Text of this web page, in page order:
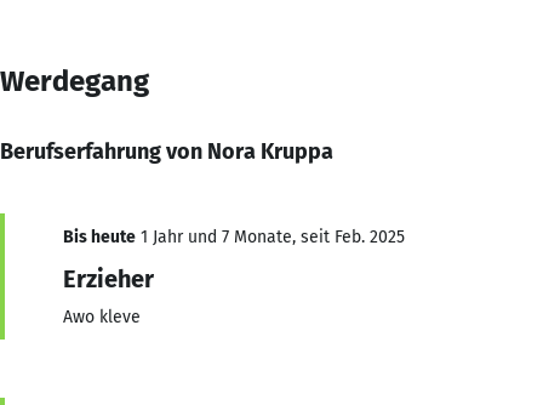
Werdegang
Berufserfahrung von Nora Kruppa
Bis heute 1 Jahr und 7 Monate, seit Feb. 2025
Erzieher
Awo kleve